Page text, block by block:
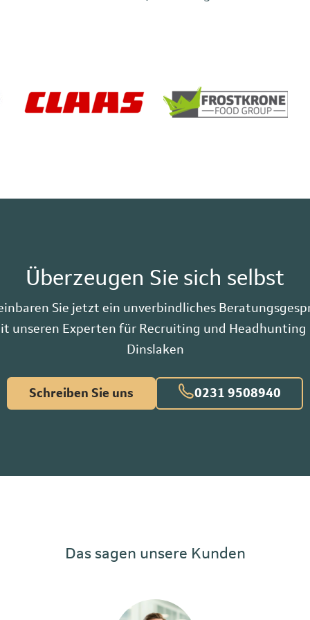
Überzeugen Sie sich selbst
Sie jetzt ein unverbindliches
unseren Experten für Recruiting und Headhunting
Dinslaken
Schreiben Sie uns 0231 9508940
Das sagen unsere Kunden